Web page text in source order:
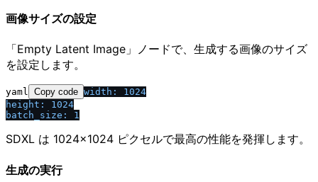
画像サイズの設定
「Empty Latent Image」ノードで、生成する画像のサイズ
を設定します。
yaml Copy code width:
1024
height:
1024
batch_size:
1
SDXL は 1024×1024 ピクセルで最高の性能を発揮します。
生成の実行